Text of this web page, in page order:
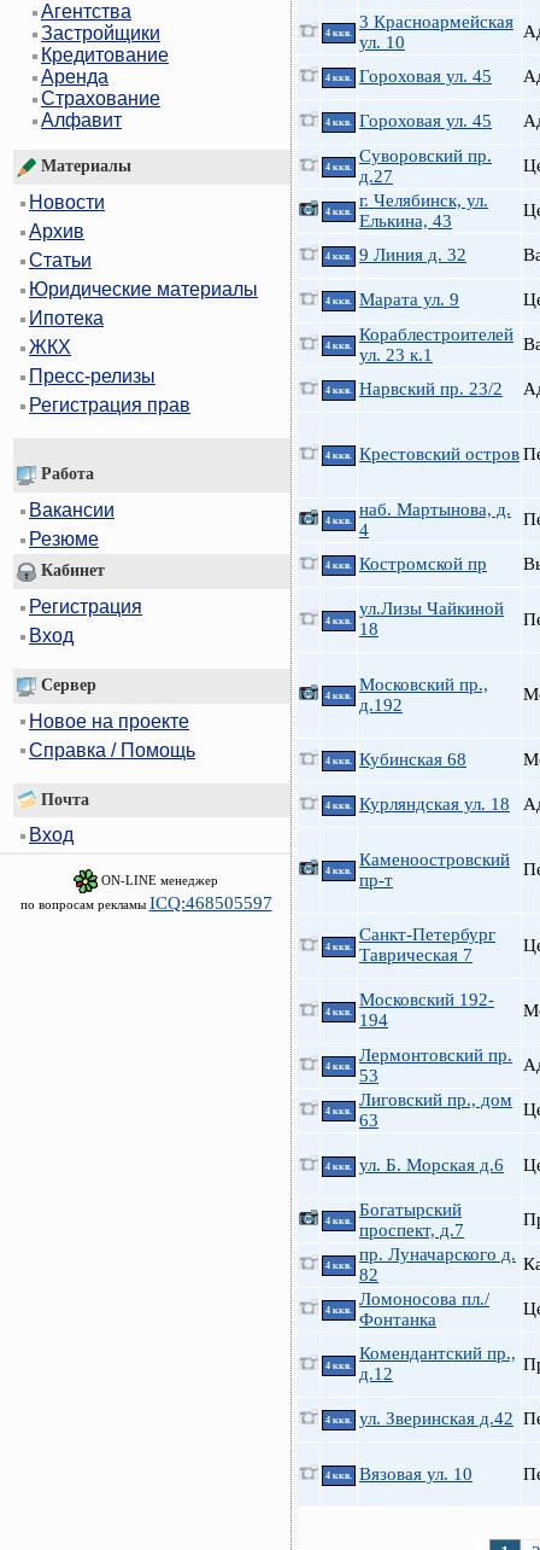
Агентства
Застройщики
Кредитование
Аренда
Страхование
Алфавит
Материалы
Новости
Архив
Статьи
Юридические материалы
Ипотека
ЖКХ
Пресс-релизы
Регистрация прав
Работа
Вакансии
Резюме
Кабинет
Регистрация
Вход
Сервер
Новое на проекте
Справка / Помощь
Почта
Вход
ON-LINE менеджер
по вопросам рекламы ICQ:468505597
4 ккв.
3 Красноармейская
ул. 10
4 ккв. Гороховая ул. 45
4 ккв. Гороховая ул. 45
4 ккв.
Суворовский пр.
д.27
4 ккв.
г. Челябинск, ул.
Елькина, 43
4 ккв. 9 Линия д. 32
4 ккв. Марата ул. 9
4 ккв.
Кораблестроителей
ул. 23 к.1
4 ккв. Нарвский пр. 23/2
4 ккв. Крестовский остров
4 ккв.
наб. Мартынова, д.
4
4 ккв. Костромской пр
4 ккв.
ул.Лизы Чайкиной
18
4 ккв.
Московский пр.,
д.192
4 ккв. Кубинская 68
4 ккв. Курляндская ул. 18
4 ккв.
Каменоостровский
пр-т
4 ккв.
Санкт-Петербург
Таврическая 7
4 ккв.
Московский 192-
194
4 ккв.
Лермонтовский пр.
53
4 ккв.
Лиговский пр., дом
63
4 ккв. ул. Б. Морская д.6
4 ккв.
Богатырский
проспект, д.7
4 ккв.
пр. Луначарского д.
82
4 ккв.
Ломоносова пл./
Фонтанка
4 ккв.
Комендантский пр.,
д.12
4 ккв. ул. Зверинская д.42
4 ккв. Вязовая ул. 10